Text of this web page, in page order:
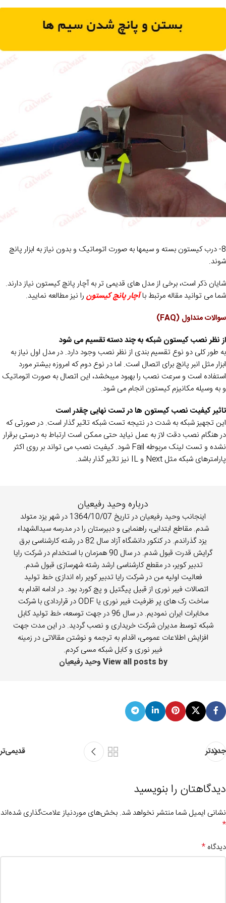
8- درب کیستون بسته و سیمها به صورت اتوماتیک و بدون نیاز به ابزار پانچ
شوند.
شایان ذکر است، برخی از مدل های قدیمی تر به آچار پانچ کیستون نیاز دارند.
شما می توانید مقاله مرتبط باآچار پانچ کیستون را نیز مطالعه نمایید.
سوالات متداول (FAQ)
از نظر نصب کیستون شبکه به چند دسته تقسیم می شود
به طور کلی دو نوع تقسیم بندی از نظر نصب وجود دارد. در مدل اول نیاز به
ابزار مثل انبر پانچ برای اتصال است. اما در نوع دوم که امروزه بیشتر مورد
استفاده است و سرعت نصب را بهبود میبخشد، این اتصال به صورت اتوماتیک
و به وسیله مکانیزم کیستون انجام می شود.
تاثیر کیفیت نصب کیستون ها در تست نهایی چقدر است
این تجهیز شبکه به شدت در نتیجه تست شبکه تاثیر گذار است. در صورتی که
در هنگام نصب دقت لاز به عمل نیاید حتی ممکن است ارتباط به درستی برقرار
نشده و تست لینک مربوطه Fail شود. کیفیت نصب می تواند بر روی اکثر
پارامترهای شبکه مثل Next و IL نیز تاثیر گذار باشد.
درباره وحید رفیعیان
اینجانب وحید رفیعیان در تاریخ 1364/10/07 در شهر یزد متولد
شدم. مقاطع ابتدایی، راهنمایی و دبیرستان را در مدرسه سیدالشهداء
یزد گذراندم. در کنکور دانشگاه آزاد سال 82 در رشته کارشناسی برق
گرایش قدرت قبول شدم. در سال 90 همزمان با استخدام در شرکت رایا
تدبیر کویر، در مقطع کارشناسی ارشد رشته شهرسازی قبول شدم.
فعالیت اولیه من در شرکت رایا تدبیر کویر راه اندازی خط تولید
اتصالات فیبر نوری از قبیل پیگتیل و پچ کورد بود. در ادامه اقدام به
ساخت رک های پر ظرفیت فیبر نوری یا ODF در قراردادی با شرکت
مخابرات ایران نمودیم. در سال 96 در جهت توسعه، خط تولید کابل
شبکه توسط مدیران شرکت خریداری و نصب گردید. در این مدت جهت
افزایش اطلاعات عمومی، اقدام به ترجمه و نوشتن مقالاتی در زمینه
فیبر نوری و کابل شبکه مسی کردم.
View all posts by وحید رفیعیان
جدیدتر قدیمی‌تر
دیدگاهتان را بنویسید
نشانی ایمیل شما منتشر نخواهد شد. بخش‌های موردنیاز علامت‌گذاری شده‌اند
*
دیدگاه *